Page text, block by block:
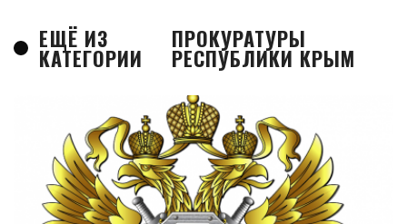
ЕЩЁ ИЗ
КАТЕГОРИИ
ПРОКУРАТУРЫ
РЕСПУБЛИКИ КРЫМ